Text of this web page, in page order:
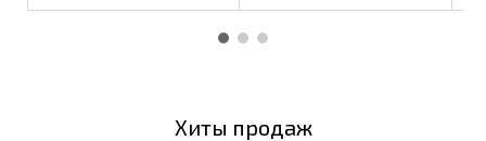
Хиты продаж